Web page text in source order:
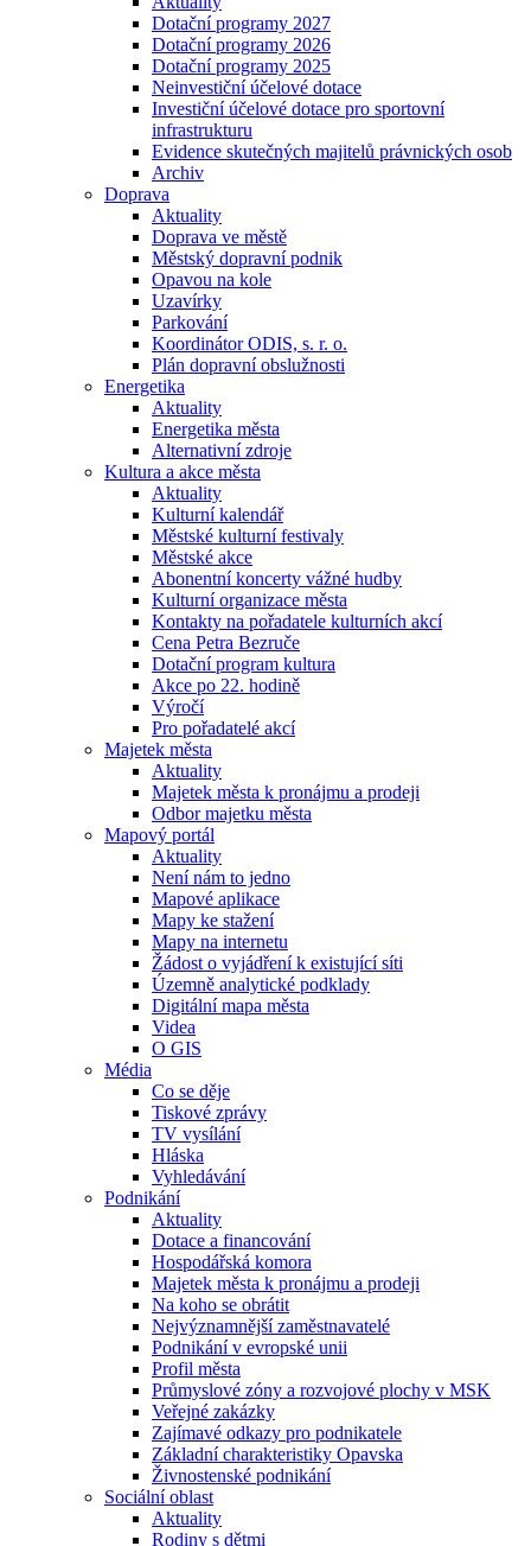
Dotační programy 2027
Dotační programy 2026
Dotační programy 2025
Neinvestiční účelové dotace
Investiční účelové dotace pro sportovní
infrastrukturu
Evidence skutečných majitelů právnických osob
Archiv
Doprava
Aktuality
Doprava ve městě
Městský dopravní podnik
Opavou na kole
Uzavírky
Parkování
Koordinátor ODIS, s. r. o.
Plán dopravní obslužnosti
Energetika
Aktuality
Energetika města
Alternativní zdroje
Kultura a akce města
Aktuality
Kulturní kalendář
Městské kulturní festivaly
Městské akce
Abonentní koncerty vážné hudby
Kulturní organizace města
Kontakty na pořadatele kulturních akcí
Cena Petra Bezruče
Dotační program kultura
Akce po 22. hodině
Výročí
Pro pořadatelé akcí
Majetek města
Aktuality
Majetek města k pronájmu a prodeji
Odbor majetku města
Mapový portál
Aktuality
Není nám to jedno
Mapové aplikace
Mapy ke stažení
Mapy na internetu
Žádost o vyjádření k existující síti
Územně analytické podklady
Digitální mapa města
Videa
O GIS
Média
Co se děje
Tiskové zprávy
TV vysílání
Hláska
Vyhledávání
Podnikání
Aktuality
Dotace a financování
Hospodářská komora
Majetek města k pronájmu a prodeji
Na koho se obrátit
Nejvýznamnější zaměstnavatelé
Podnikání v evropské unii
Profil města
Průmyslové zóny a rozvojové plochy v MSK
Veřejné zakázky
Zajímavé odkazy pro podnikatele
Základní charakteristiky Opavska
Živnostenské podnikání
Sociální oblast
Aktuality
Rodiny s dětmi